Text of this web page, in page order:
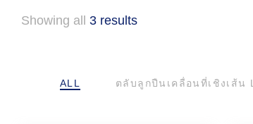
Showing all 3 results
ALL ตลับลูกปืนเคลื่อนที่เชิงเส้น